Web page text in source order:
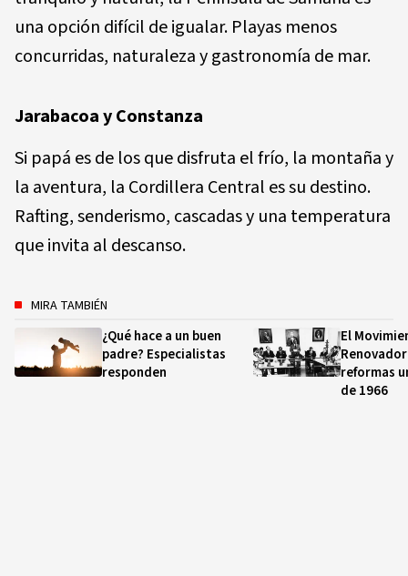
una opción difícil de igualar. Playas menos
concurridas, naturaleza y gastronomía de mar.
Jarabacoa y Constanza
Si papá es de los que disfruta el frío, la montaña y
la aventura, la Cordillera Central es su destino.
Rafting, senderismo, cascadas y una temperatura
que invita al descanso.
MIRA TAMBIÉN
¿Qué hace a un buen
padre? Especialistas
responden
El
reformas
de 1966